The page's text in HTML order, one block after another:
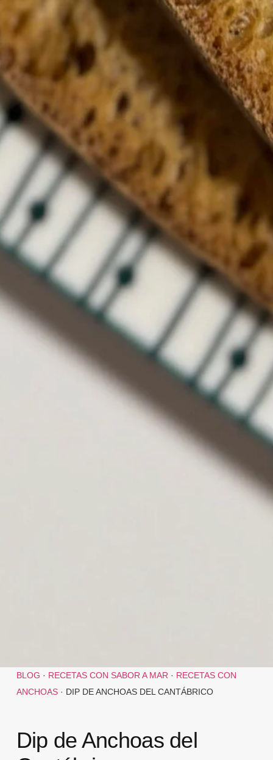
BLOG · RECETAS CON SABOR A MAR · RECETAS CON
ANCHOAS· DIP DE ANCHOAS DEL CANTÁBRICO
Dip de Anchoas del